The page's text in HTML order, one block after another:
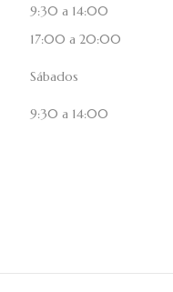
9:30 a 14:00
17:00 a 20:00
Sábados
9:30 a 14:00